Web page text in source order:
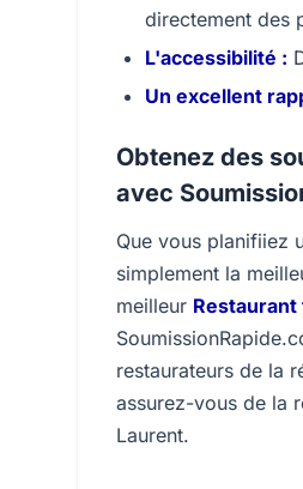
directement des
L'accessibilité :
Un excellent
Obtenez des
avec
Que vous planifiiez
simplement la
meilleur Restaurant
restaurateurs de la
assurez-vous de la
Laurent.